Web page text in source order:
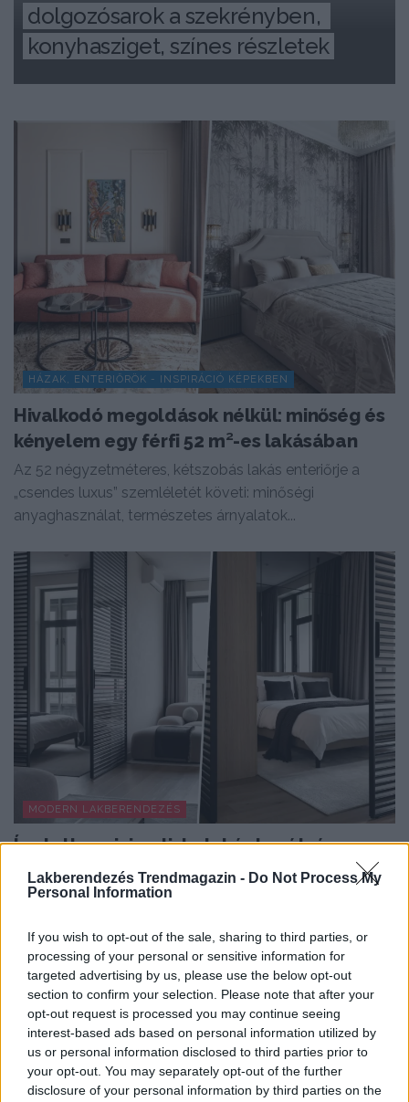
Lakberendezés Trendmagazin - Do Not Process My
Personal Information
If you wish to opt-out of the sale, sharing to third parties, or
processing of your personal or sensitive information for
targeted advertising by us, please use the below opt-out
section to confirm your selection. Please note that after your
opt-out request is processed you may continue seeing
interest-based ads based on personal information utilized by
us or personal information disclosed to third parties prior to
your opt-out. You may separately opt-out of the further
disclosure of your personal information by third parties on the
dolgozósarok a szekrényben,
konyhasziget, színes részletek
HÁZAK, ENTERIŐRÖK - INSPIRÁCIÓ KÉPEKBEN
Hivalkodó megoldások nélkül: minőség és
kényelem egy férfi 52 m²-es lakásában
Az 52 négyzetméteres, kétszobás lakás enteriőrje a
„csendes luxus” szemléletét követi: minőségi
anyaghasználat, természetes árnyalatok...
MODERN LAKBERENDEZÉS
Így lett a minimalista lakás barátságos:
fiatal pár új, 60 m²-es otthona
A 60 négyzetméteres lakást egy fiatal pár számára
TOVÁBBIAK BETÖLTÉSE
Praktikus lakberendezési ötletek